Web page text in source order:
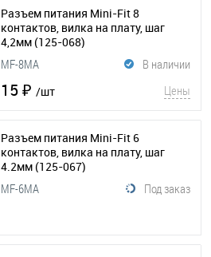
Разъем питания Mini-Fit 8
контактов, вилка на плату, шаг
4,2мм (125-068)
В наличии
MF-8MA
15 ₽ /шт Цены
Разъем питания Mini-Fit 6
контактов, вилка на плату, шаг
4.2мм (125-067)
Под заказ
MF-6MA